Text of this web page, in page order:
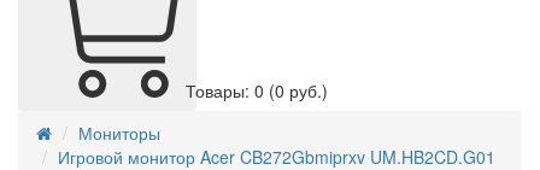
Товары: 0 (0 руб.)
Мониторы
Игровой монитор Acer CB272Gbmiprxv UM.HB2CD.G01